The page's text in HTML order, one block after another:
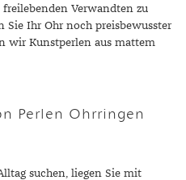
Verwandten zu
Sie Ihr Ohr noch preisbewusster
wir Kunstperlen aus mattem
Perlen Ohrringen
suchen, liegen Sie mit